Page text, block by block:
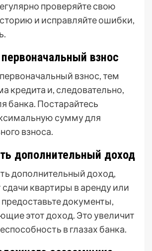
проверяйте свою
и исправляйте ошибки,
взнос
взнос, тем
кредита и, следовательно,
банка. Постарайтесь
сумму для
взноса.
дополнительный доход
дополнительный доход,
квартиры в аренду или
документы,
этот доход. Это увеличит
в глазах банка.